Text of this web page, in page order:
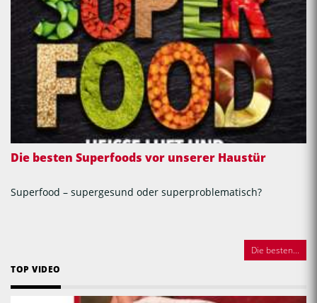
Die besten Superfoods vor unserer Haustür
Superfood – supergesund oder superproblematisch?
Die besten...
TOP VIDEO